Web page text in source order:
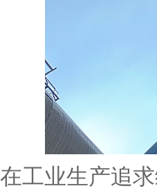
在工业生产追